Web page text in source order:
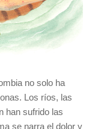
no solo ha
Los ríos, las
han sufrido las
se narra el dolor y